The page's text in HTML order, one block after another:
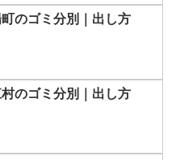
のゴミ分別｜出し方
のゴミ分別｜出し方